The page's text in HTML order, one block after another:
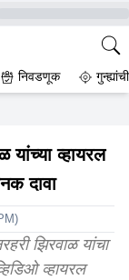
निवडणूक
viral video of
यांच्या व्हायरल
दावा
)
झिरवाळ यांचा
व्हायरल